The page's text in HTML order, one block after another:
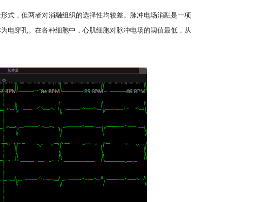
式，但两者对消融组织的选择性均较差。脉冲电场消融是一项
电穿孔。在各种细胞中，心肌细胞对脉冲电场的阈值最低，从